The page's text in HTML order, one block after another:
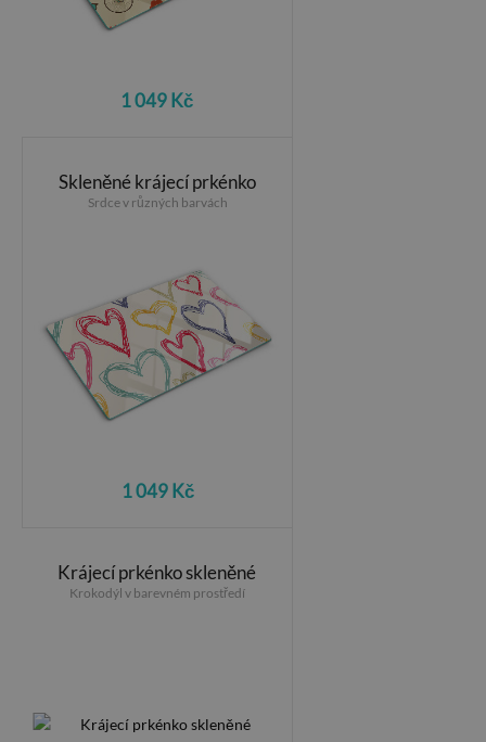
1 049 Kč
Skleněné krájecí prkénko
Srdce v různých barvách
1 049 Kč
Krájecí prkénko skleněné
Krokodýl v barevném prostředí